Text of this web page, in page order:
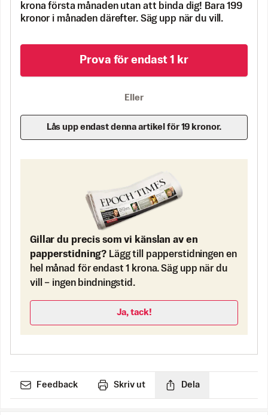
krona första månaden utan att binda dig! Bara 199
kronor i månaden därefter. Säg upp när du vill.
Prova för endast 1 kr
Eller
Lås upp endast denna artikel för 19 kronor.
Gillar du precis som vi känslan av en
papperstidning? Lägg till papperstidningen en
hel månad för endast 1 krona. Säg upp när du
vill – ingen bindningstid.
Ja, tack!
Feedback Skriv ut Dela